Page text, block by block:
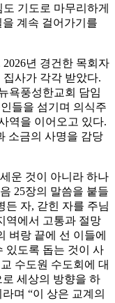
기도로 마무리하게
계속 걸어가기를
년 경건한 목회자
사가 각각 받았다.
욕풍성한교회 담임
들을 섬기며 의식주
역을 이어오고 있다.
소금의 사명을 감당
운 것이 아니라 하나
25장의 말씀을 붙들
든 자, 갇힌 자를 주님
역에서 고통과 절망
벼랑 끝에 선 이들에
있도록 돕는 것이 사
수도원 수도회에 대
세상의 방향을 하
며 “이 상은 교계의